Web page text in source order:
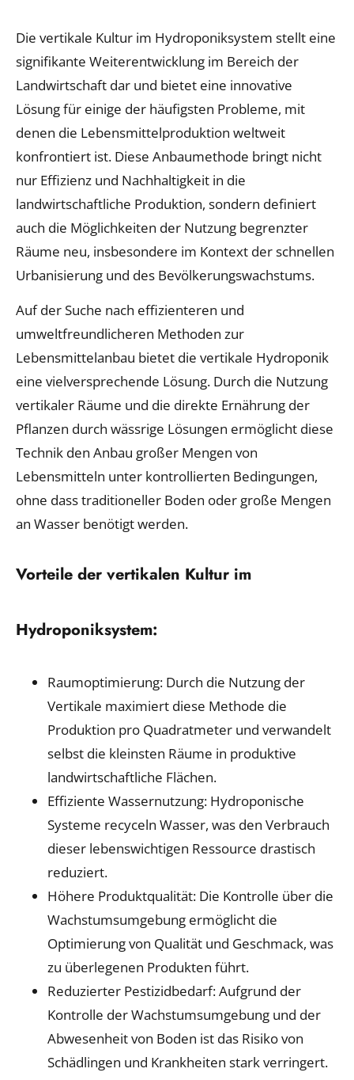
Die vertikale Kultur im Hydroponiksystem stellt eine
signifikante Weiterentwicklung im Bereich der
Landwirtschaft dar und bietet eine innovative
Lösung für einige der häufigsten Probleme, mit
denen die Lebensmittelproduktion weltweit
konfrontiert ist. Diese Anbaumethode bringt nicht
nur Effizienz und Nachhaltigkeit in die
landwirtschaftliche Produktion, sondern definiert
auch die Möglichkeiten der Nutzung begrenzter
Räume neu, insbesondere im Kontext der schnellen
Urbanisierung und des Bevölkerungswachstums.
Auf der Suche nach effizienteren und
umweltfreundlicheren Methoden zur
Lebensmittelanbau bietet die vertikale Hydroponik
eine vielversprechende Lösung. Durch die Nutzung
vertikaler Räume und die direkte Ernährung der
Pflanzen durch wässrige Lösungen ermöglicht diese
Technik den Anbau großer Mengen von
Lebensmitteln unter kontrollierten Bedingungen,
ohne dass traditioneller Boden oder große Mengen
an Wasser benötigt werden.
Vorteile der vertikalen Kultur im
Hydroponiksystem:
Raumoptimierung: Durch die Nutzung der
Vertikale maximiert diese Methode die
Produktion pro Quadratmeter und verwandelt
selbst die kleinsten Räume in produktive
landwirtschaftliche Flächen.
Effiziente Wassernutzung: Hydroponische
Systeme recyceln Wasser, was den Verbrauch
dieser lebenswichtigen Ressource drastisch
reduziert.
Höhere Produktqualität: Die Kontrolle über die
Wachstumsumgebung ermöglicht die
Optimierung von Qualität und Geschmack, was
zu überlegenen Produkten führt.
Reduzierter Pestizidbedarf: Aufgrund der
Kontrolle der Wachstumsumgebung und der
Abwesenheit von Boden ist das Risiko von
Schädlingen und Krankheiten stark verringert.